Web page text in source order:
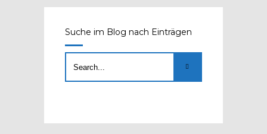
Suche im Blog nach Einträgen